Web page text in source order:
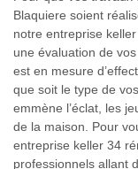
Blaquiere soient
notre entreprise
une évaluation de
est en mesure
que soit le type de
emmène l’éclat, les
de la maison. Pour
entreprise keller 34
professionnels allant